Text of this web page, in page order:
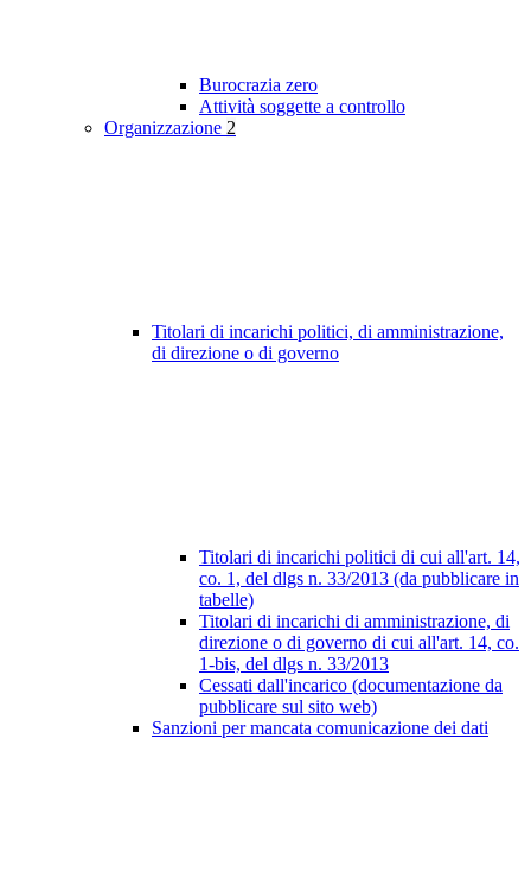
Burocrazia zero
Attività soggette a controllo
Organizzazione 2
Titolari di incarichi politici, di amministrazione,
di direzione o di governo
Titolari di incarichi politici di cui all'art. 14,
co. 1, del dlgs n. 33/2013 (da pubblicare in
tabelle)
Titolari di incarichi di amministrazione, di
direzione o di governo di cui all'art. 14, co.
1-bis, del dlgs n. 33/2013
Cessati dall'incarico (documentazione da
pubblicare sul sito web)
Sanzioni per mancata comunicazione dei dati